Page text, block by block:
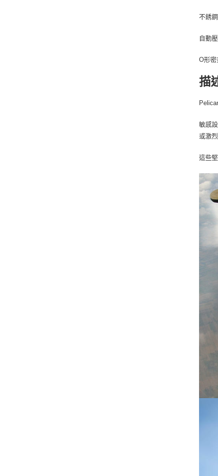
不銹
自動
O形密
描
敏感
或激
這些